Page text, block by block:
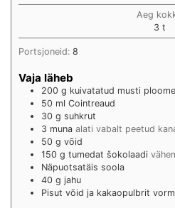
Aeg
3 t
Portsjoneid: 8
Vaja läheb
200 g kuivatatud musti ploome
50 ml Cointreaud
30 g suhkrut
3 muna alati vabalt peetud
50 g võid
150 g tumedat šokolaadi
Näpuotsatäis soola
40 g jahu
Pisut võid ja kakaopulbrit